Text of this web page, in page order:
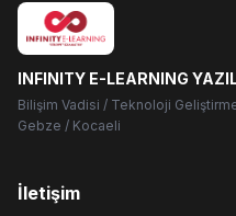
INFINITY E-LEARNING
Bilişim Vadisi / Teknoloji
Gebze / Kocaeli
İletişim